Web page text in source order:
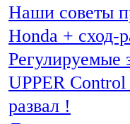
Наши советы
Honda + сход-
Регулируемые
UPPER
развал !